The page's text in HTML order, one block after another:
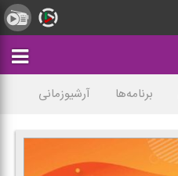
برنامه‌ها آرشیوزمانی